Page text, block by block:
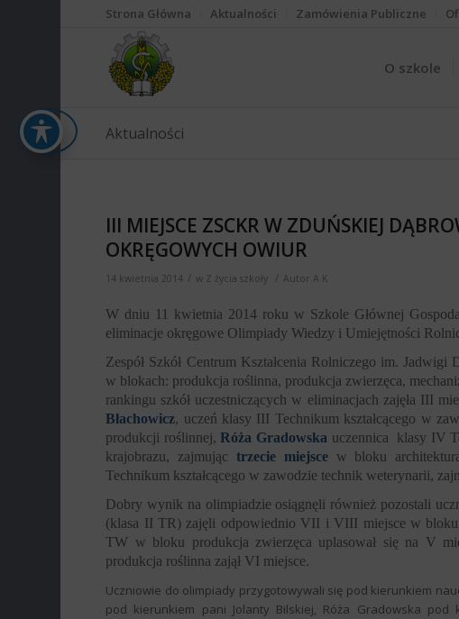
Strona Główna Aktualności Zamówienia Publiczne
O szkole
Aktualności
III MIEJSCE ZSCKR W ZDUŃSKIEJ
OKRĘGOWYCH OWIUR
14 kwietnia 2014 / w Z życia szkoły / AutorA K
W dniu 11 kwietnia 2014 roku w Szkole Głównej
eliminacje okręgowe Olimpiady Wiedzy i Umiejętności
Zespół Szkół Centrum Kształcenia Rolniczego im.
w blokach: produkcja roślinna, produkcja zwierzęca,
rankingu szkół uczestniczących w eliminacjach zajęła III
Błachowicz, uczeń klasy III Technikum kształcącego w
produkcji roślinnej,Róża Gradowska uczennica
klasy IV
krajobrazu, zajmując trzecie miejscew bloku
Technikum kształcącego w zawodzie technik weterynarii,
Dobry wynik na olimpiadzie osiągnęli również pozostali
(klasa II TR) zajęli odpowiednio VII i VIII miejsce w
TW w bloku produkcja zwierzęca uplasował się na V
produkcja roślinna zajął VI miejsce.
Uczniowie do olimpiady przygotowywali się pod kierunkiem
pod kierunkiem pani Jolanty Bilskiej, Róża Gradowska